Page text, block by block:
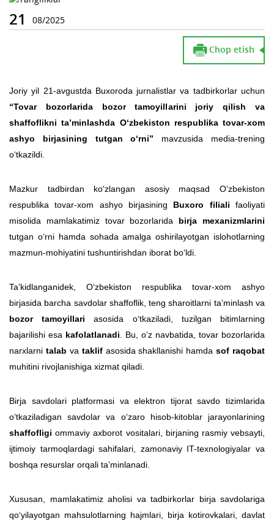
21 08/2025
Chop etish
Joriy yil 21-avgustda Buxoroda jurnalistlar va tadbirkorlar uchun
“Tovar bozorlarida bozor tamoyillarini joriy qilish va
shaffoflikni taʼminlashda O‘zbekiston respublika tovar-xom
ashyo birjasining tutgan o‘rni” mavzusida media-trening
o‘tkazildi.
Mazkur tadbirdan ko‘zlangan asosiy maqsad O‘zbekiston
respublika tovar-xom ashyo birjasining Buxoro filialifaoliyati
misolida mamlakatimiz tovar bozorlarida birja mexanizmlarini
tutgan o‘rni hamda sohada amalga oshirilayotgan islohotlarning
mazmun-mohiyatini tushuntirishdan iborat bo‘ldi.
Taʼkidlanganidek, O‘zbekiston respublika tovar-xom ashyo
birjasida barcha savdolar shaffoflik, teng sharoitlarni taʼminlash va
bozor tamoyillari asosida o‘tkaziladi, tuzilgan bitimlarning
bajarilishi esa kafolatlanadi. Bu, o‘z navbatida, tovar bozorlarida
narxlarni talab va taklifasosida shakllanishi hamdasof raqobat
muhitini rivojlanishiga xizmat qiladi.
Birja savdolari platformasi va elektron tijorat savdo tizimlarida
o‘tkaziladigan savdolar va o‘zaro hisob-kitoblar jarayonlarining
shaffofligi ommaviy axborot vositalari, birjaning rasmiy vebsayti,
ijtimoiy tarmoqlardagi sahifalari, zamonaviy IT-texnologiyalar va
boshqa resurslar orqali taʼminlanadi.
Xususan, mamlakatimiz aholisi va tadbirkorlar birja savdolariga
qo‘yilayotgan mahsulotlarning hajmlari, birja kotirovkalari, davlat